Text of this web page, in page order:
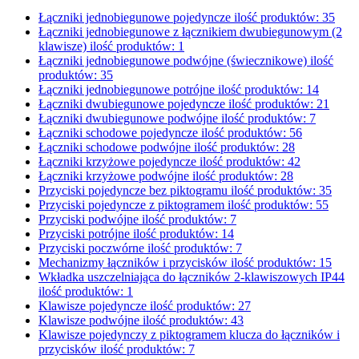
Łączniki jednobiegunowe pojedyncze ilość produktów: 35
Łączniki jednobiegunowe z łącznikiem dwubiegunowym (2
klawisze) ilość produktów: 1
Łączniki jednobiegunowe podwójne (świecznikowe) ilość
produktów: 35
Łączniki jednobiegunowe potrójne ilość produktów: 14
Łączniki dwubiegunowe pojedyncze ilość produktów: 21
Łączniki dwubiegunowe podwójne ilość produktów: 7
Łączniki schodowe pojedyncze ilość produktów: 56
Łączniki schodowe podwójne ilość produktów: 28
Łączniki krzyżowe pojedyncze ilość produktów: 42
Łączniki krzyżowe podwójne ilość produktów: 28
Przyciski pojedyncze bez piktogramu ilość produktów: 35
Przyciski pojedyncze z piktogramem ilość produktów: 55
Przyciski podwójne ilość produktów: 7
Przyciski potrójne ilość produktów: 14
Przyciski poczwórne ilość produktów: 7
Mechanizmy łączników i przycisków ilość produktów: 15
Wkładka uszczelniająca do łączników 2-klawiszowych IP44
ilość produktów: 1
Klawisze pojedyncze ilość produktów: 27
Klawisze podwójne ilość produktów: 43
Klawisze pojedynczy z piktogramem klucza do łączników i
przycisków ilość produktów: 7